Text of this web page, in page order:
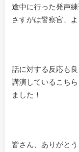
途中に行った発声練
さすがは警察官、
話に対する反応も良
講演しているこち
ました！
皆さん、ありがとう